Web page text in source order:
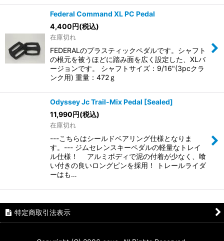
Federal Command XL PC Pedal
4,400円(税込)
在庫切れ
FEDERALのプラスティックペダルです。シャフト
の根元を被うほどに踏み面を広く設定した、XLバ
ージョンです。 シャフトサイズ：9/16"(3pcクラ
ンク用) 重量：472ｇ
Odyssey Jc Trail-Mix Pedal [Sealed]
11,990円(税込)
在庫切れ
---こちらはシールドベアリング仕様となりま
す。--- ジムセレンスキーペダルの軽量なトレイ
ル仕様！ アルミボディで泥の付着が少なく、喰
い付きの良いロングピンを採用！ トレールライダ
ーはも…
特定商取引法表示